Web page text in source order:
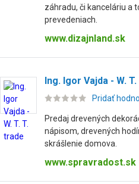
záhradu, či kanceláriu a
prevedeniach.
www.dizajnland.sk
Ing. Igor Vajda - W.
Pridať
Predaj drevených
nápisom, drevených
skrášlenie domova.
www.spravradost.sk